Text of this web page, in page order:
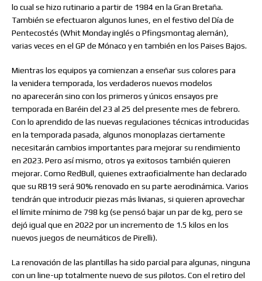
lo cual se hizo rutinario a partir de 1984 en la Gran Bretaña.
También se efectuaron algunos lunes, en el festivo del Día de
Pentecostés (Whit Monday inglés o Pfingsmontag alemán),
varias veces en el GP de Mónaco y en también en los Paises Bajos.
Mientras los equipos ya comienzan a enseñar sus colores para
la venidera temporada, los verdaderos nuevos modelos
no aparecerán sino con los primeros y únicos ensayos pre
temporada en Baréin del 23 al 25 del presente mes de febrero.
Con lo aprendido de las nuevas regulaciones técnicas introducidas
en la temporada pasada, algunos monoplazas ciertamente
necesitarán cambios importantes para mejorar su rendimiento
en 2023. Pero así mismo, otros ya exitosos también quieren
mejorar. Como RedBull, quienes extraoficialmente han declarado
que su RB19 será 90% renovado en su parte aerodinámica. Varios
tendrán que introducir piezas más livianas, si quieren aprovechar
el límite mínimo de 798 kg (se pensó bajar un par de kg, pero se
dejó igual que en 2022 por un incremento de 1.5 kilos en los
nuevos juegos de neumáticos de Pirelli).
La renovación de las plantillas ha sido parcial para algunas, ninguna
con un line-up totalmente nuevo de sus pilotos. Con el retiro del